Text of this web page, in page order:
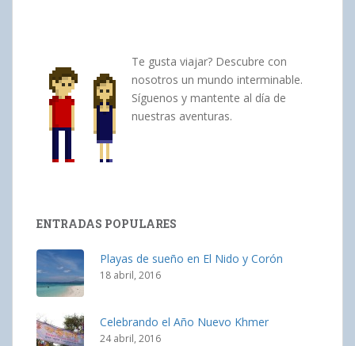
Te gusta viajar? Descubre con
nosotros un mundo interminable.
Síguenos y mantente al día de
nuestras aventuras.
ENTRADAS POPULARES
Playas de sueño en El Nido y Corón
18 abril, 2016
Celebrando el Año Nuevo Khmer
24 abril, 2016